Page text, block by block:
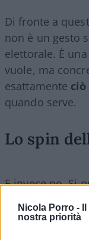
Nicola Porro -
nostra priorità
Di fronte a
non è un gesto
elettorale. È
vuole, ma
esattamente
quando serve.
Lo spin
E invece no. Si
dire che non è
leva di